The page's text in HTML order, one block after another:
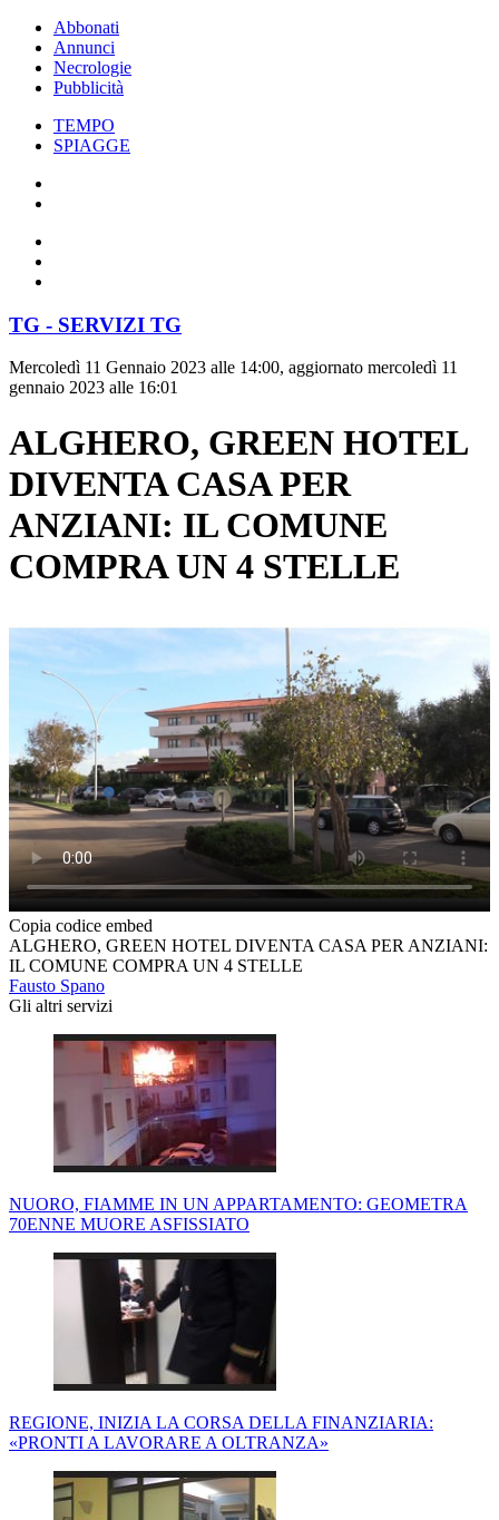
Abbonati
Annunci
Necrologie
Pubblicità
TEMPO
SPIAGGE
TG - SERVIZI TG
Mercoledì 11 Gennaio 2023 alle 14:00, aggiornato mercoledì 11
gennaio 2023 alle 16:01
ALGHERO, GREEN HOTEL
DIVENTA CASA PER
ANZIANI: IL COMUNE
COMPRA UN 4 STELLE
Copia codice embed
ALGHERO, GREEN HOTEL DIVENTA CASA PER ANZIANI:
IL COMUNE COMPRA UN 4 STELLE
Fausto Spano
Gli altri servizi
NUORO, FIAMME IN UN APPARTAMENTO: GEOMETRA
70ENNE MUORE ASFISSIATO
REGIONE, INIZIA LA CORSA DELLA FINANZIARIA:
«PRONTI A LAVORARE A OLTRANZA»